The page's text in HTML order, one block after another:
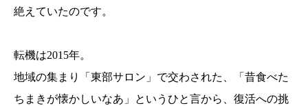
絶えていたのです。
転機は2015年。
地域の集まり「東部サロン」で交わされた、「昔食べた
ちまきが懐かしいなあ」というひと言から、復活への挑